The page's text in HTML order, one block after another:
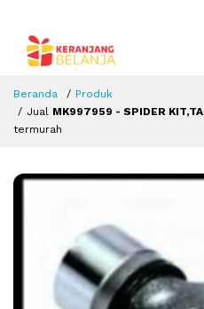
Beranda
Produk
Jual MK997959 - SPIDER
termurah